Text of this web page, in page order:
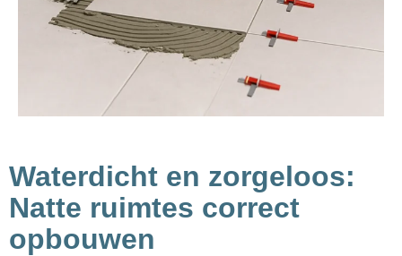
Waterdicht en zorgeloos:
Natte ruimtes correct
opbouwen